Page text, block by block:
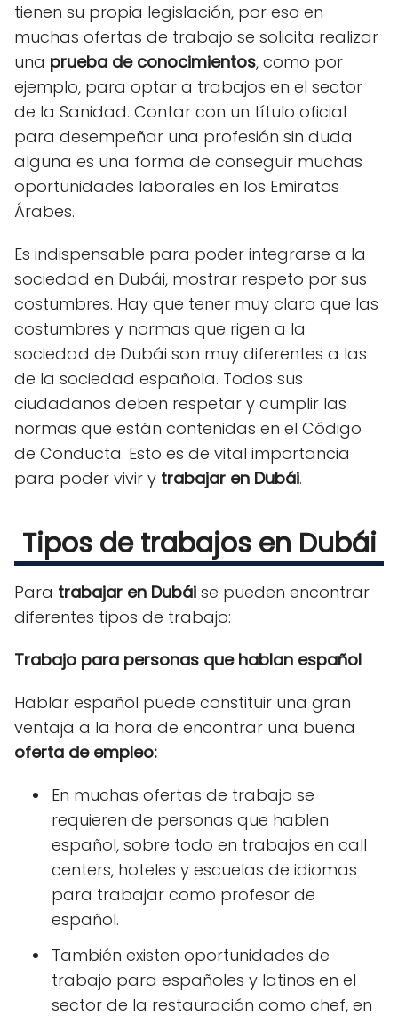
tienen su propia legislación, por eso en
muchas ofertas de trabajo se solicita realizar
una prueba de conocimientos, como por
ejemplo, para optar a trabajos en el sector
de la Sanidad. Contar con un título oficial
para desempeñar una profesión sin duda
alguna es una forma de conseguir muchas
oportunidades laborales en los Emiratos
Árabes.
Es indispensable para poder integrarse a la
sociedad en Dubái, mostrar respeto por sus
costumbres. Hay que tener muy claro que las
costumbres y normas que rigen a la
sociedad de Dubái son muy diferentes a las
de la sociedad española. Todos sus
ciudadanos deben respetar y cumplir las
normas que están contenidas en el Código
de Conducta. Esto es de vital importancia
para poder vivir y trabajar en Dubái.
Tipos de trabajos en Dubái
Para trabajar en Dubái se pueden encontrar
diferentes tipos de trabajo:
Trabajo para personas que hablan español
Hablar español puede constituir una gran
ventaja a la hora de encontrar una buena
oferta de empleo:
En muchas ofertas de trabajo se
requieren de personas que hablen
español, sobre todo en trabajos en call
centers, hoteles y escuelas de idiomas
para trabajar como profesor de
español.
También existen oportunidades de
trabajo para españoles y latinos en el
sector de la restauración como chef, en